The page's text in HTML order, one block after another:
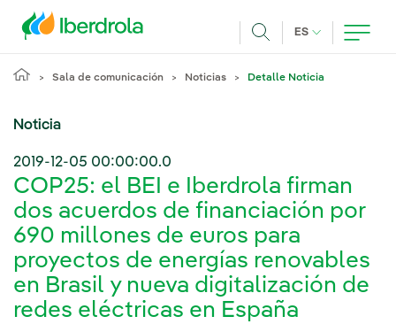
ES IDIOMA
Sala de comunicación Noticias Detalle Noticia
Noticia
2019-12-05 00:00:00.0
COP25: el BEI e Iberdrola firman
dos acuerdos de financiación por
690 millones de euros para
proyectos de energías renovables
en Brasil y nueva digitalización de
redes eléctricas en España